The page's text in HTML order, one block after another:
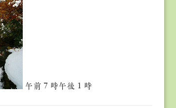
午前７時午後１時